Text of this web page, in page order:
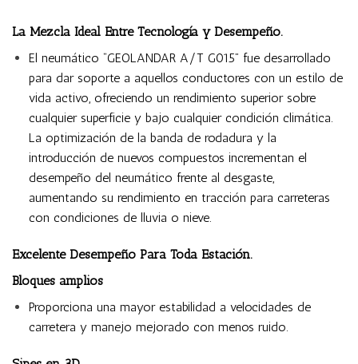
La Mezcla Ideal Entre Tecnología y Desempeño.
El neumático “GEOLANDAR A/T G015” fue desarrollado
para dar soporte a aquellos conductores con un estilo de
vida activo, ofreciendo un rendimiento superior sobre
cualquier superficie y bajo cualquier condición climática.
La optimización de la banda de rodadura y la
introducción de nuevos compuestos incrementan el
desempeño del neumático frente al desgaste,
aumentando su rendimiento en tracción para carreteras
con condiciones de lluvia o nieve.
Excelente Desempeño Para Toda Estación.
Bloques amplios
Proporciona una mayor estabilidad a velocidades de
carretera y manejo mejorado con menos ruido.